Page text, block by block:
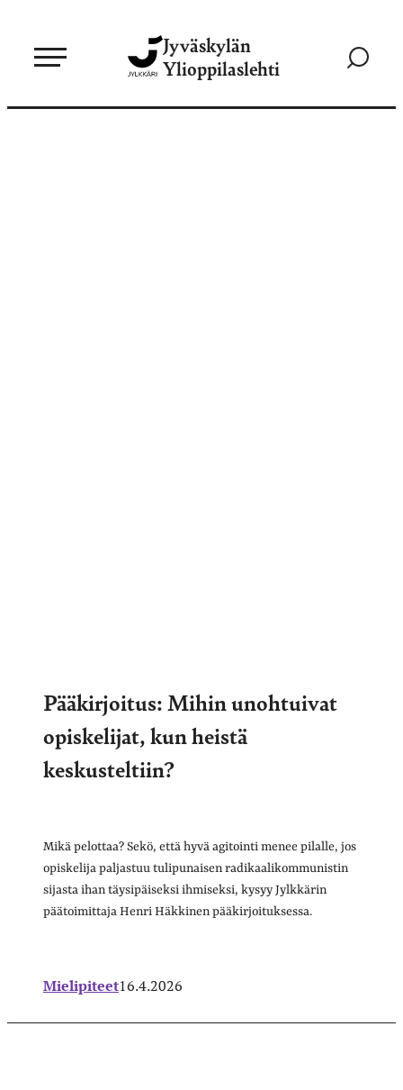
sisältöön
Jyväskylän
Ylioppilaslehti
Siirry
Pääkirjoitus: Mihin unohtuivat
opiskelijat, kun heistä
keskusteltiin?
Mikä pelottaa? Sekö, että hyvä agitointi menee pilalle, jos
opiskelija paljastuu tulipunaisen radikaalikommunistin
sijasta ihan täysipäiseksi ihmiseksi, kysyy Jylkkärin
päätoimittaja Henri Häkkinen pääkirjoituksessa.
Mielipiteet16.4.2026